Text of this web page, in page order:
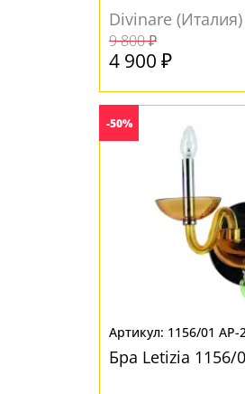
Divinare (Италия)
9 800 ₽
4 900 ₽
-50%
1156/01 AP-
Бра Letizia 1156/